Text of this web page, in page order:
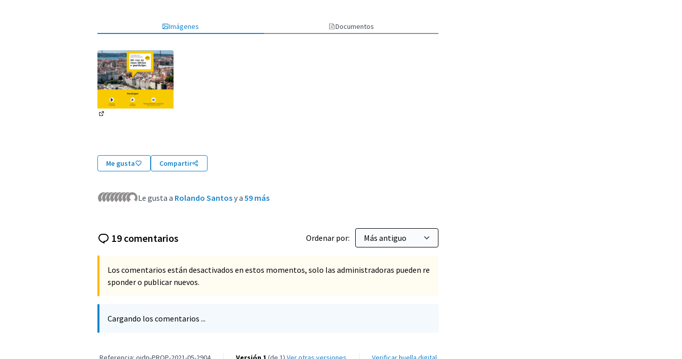
Imágenes Documentos
Me gusta Compartir
Le gusta a Rolando Santosy a 59 más
19 comentarios Ordenar por:
Los comentarios están desactivados en estos momentos, solo las administradoras pueden re
sponder o publicar nuevos.
Cargando los comentarios ...